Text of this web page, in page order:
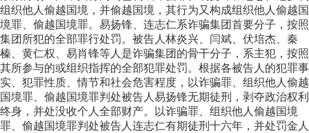
组织他人偷越国境，并偷越国境，其行为又构成组织他人偷越国
境罪、偷越国境罪。易扬锋、连志仁系诈骗集团首要分子，按照
集团所犯的全部罪行处罚。被告人林炎兴、闫斌、伏培杰、秦
榛、黄仁权、易肖锋等人是诈骗集团的骨干分子，系主犯，按照
其所参与的或组织指挥的全部犯罪处罚。根据各被告人的犯罪事
实、犯罪性质、情节和社会危害程度，以诈骗罪、组织他人偷越
国境罪、偷越国境罪判处被告人易扬锋无期徒刑，剥夺政治权利
终身，并处没收个人全部财产。以诈骗罪、组织他人偷越国境
罪、偷越国境罪判处被告人连志仁有期徒刑十六年，并处罚金人